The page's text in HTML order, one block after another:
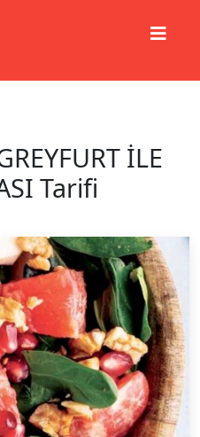
İLE
Tarifi